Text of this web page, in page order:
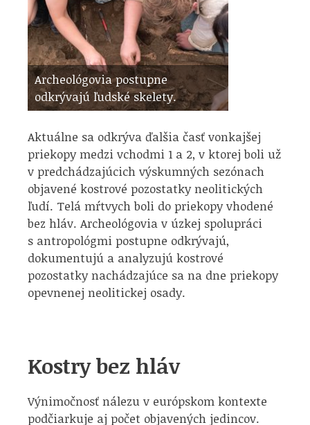
Archeológovia postupne
odkrývajú ľudské skelety.
Aktuálne sa odkrýva ďalšia časť vonkajšej
priekopy medzi vchodmi 1 a 2, v ktorej boli už
v predchádzajúcich výskumných sezónach
objavené kostrové pozostatky neolitických
ľudí. Telá mŕtvych boli do priekopy vhodené
bez hláv. Archeológovia v úzkej spolupráci
s antropológmi postupne odkrývajú,
dokumentujú a analyzujú kostrové
pozostatky nachádzajúce sa na dne priekopy
opevnenej neolitickej osady.
Kostry bez hláv
Výnimočnosť nálezu v európskom kontexte
podčiarkuje aj počet objavených jedincov.